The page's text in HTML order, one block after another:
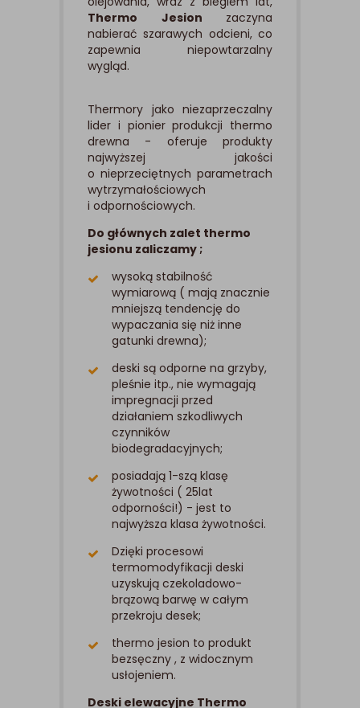
Thermo Jesion zaczyna
nabierać szarawych odcieni, co
zapewnia niepowtarzalny
wygląd.
Thermory jako niezaprzeczalny
lider i pionier produkcji thermo
drewna - oferuje produkty
najwyższej jakości
o nieprzeciętnych parametrach
wytrzymałościowych
i odpornościowych.
Do głównych zalet thermo
jesionu zaliczamy ;
wysoką stabilność
wymiarową ( mają znacznie
mniejszą tendencję do
wypaczania się niż inne
gatunki drewna);
deski są odporne na grzyby,
pleśnie itp., nie wymagają
impregnacji przed
działaniem szkodliwych
czynników
biodegradacyjnych;
posiadają 1-szą klasę
żywotności ( 25lat
odporności!) - jest to
najwyższa klasa żywotności.
Dzięki procesowi
termomodyfikacji deski
uzyskują czekoladowo-
brązową barwę w całym
przekroju desek;
thermo jesion to produkt
bezsęczny , z widocznym
usłojeniem.
Deski elewacyjne Thermo